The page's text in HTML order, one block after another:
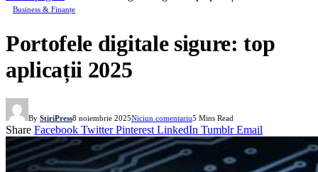
Business & Finanțe
Portofele digitale sigure: top
aplicații 2025
By StiriPress8 noiembrie 2025Niciun comentariu5 Mins Read
Share Facebook Twitter Pinterest LinkedIn Tumblr Email